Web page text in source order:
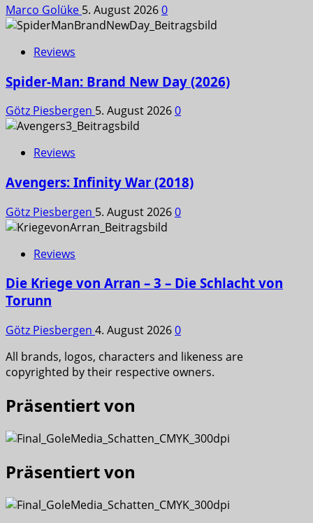
Marco Golüke 5. August 20260
Reviews
Spider-Man: Brand New Day (2026)
Götz Piesbergen 5. August 20260
Reviews
Avengers: Infinity War (2018)
Götz Piesbergen 5. August 20260
Reviews
Die Kriege von Arran – 3 – Die Schlacht von
Torunn
Götz Piesbergen 4. August 20260
All brands, logos, characters and likeness are
copyrighted by their respective owners.
Präsentiert von
Präsentiert von